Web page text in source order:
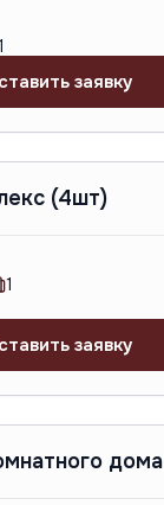
заявку
(4шт)
1
заявку
дома